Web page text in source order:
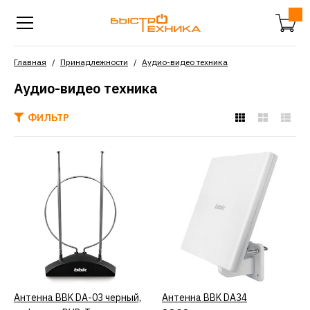
Главная Принадлежности Аудио-видео техника
Аудио-видео техника
ФИЛЬТР
Антенна BBK DA-03
черный, цифровая DVB-T,
комнатная, пассивная
1679р.
КУПИТЬ
Антенна BBK DA-03 черный,
КУПИТЬ
Антенна BBK DA34